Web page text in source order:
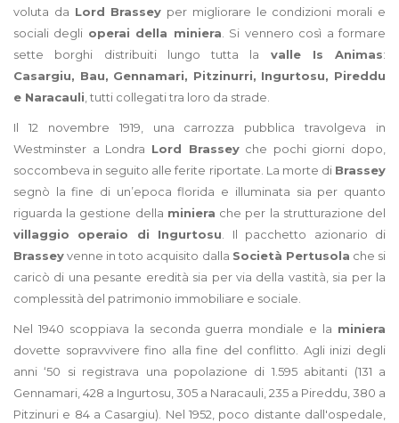
voluta da Lord Brassey per migliorare le condizioni morali e
sociali degli operai della miniera . Si vennero così a formare
sette borghi distribuiti lungo tutta la valle Is Animas:
Casargiu, Bau, Gennamari, Pitzinurri, Ingurtosu, Pireddu
e Naracauli , tutti collegati tra loro da strade.
Il 12 novembre 1919, una carrozza pubblica travolgeva in
Westminster a Londra Lord Brasseyche pochi giorni dopo,
soccombeva in seguito alle ferite riportate. La morte di Brassey
segnò la fine di un’epoca florida e illuminata sia per quanto
riguarda la gestione della miniera che per la strutturazione del
villaggio operaio di Ingurtosu . Il pacchetto azionario di
Brasseyvenne in toto acquisito dalla Società Pertusola che si
caricò di una pesante eredità sia per via della vastità, sia per la
complessità del patrimonio immobiliare e sociale.
Nel 1940 scoppiava la seconda guerra mondiale e la miniera
dovette sopravvivere fino alla fine del conflitto. Agli inizi degli
anni ‘50 si registrava una popolazione di 1.595 abitanti (131 a
Gennamari, 428 a Ingurtosu, 305 a Naracauli, 235 a Pireddu, 380 a
Pitzinuri e 84 a Casargiu). Nel 1952, poco distante dall'ospedale,